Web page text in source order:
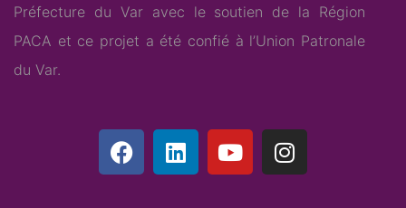
Préfecture du Var avec le soutien de la Région
PACA et ce projet a été confié à l’Union Patronale
du Var.